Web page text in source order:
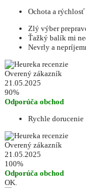
Ochota a rýchlosť
Zlý výber
Ťažký balík mi
Nevrly a
Overený zákazník
21.05.2025
90%
Odporúča obchod
Rychle dorucenie
Overený zákazník
21.05.2025
100%
Odporúča obchod
OK.